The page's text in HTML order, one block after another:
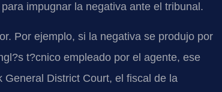
impugnar la negativa ante el tribunal.
Por ejemplo, si la negativa se produjo por
t?cnico empleado por el agente, ese
District Court, el fiscal de la